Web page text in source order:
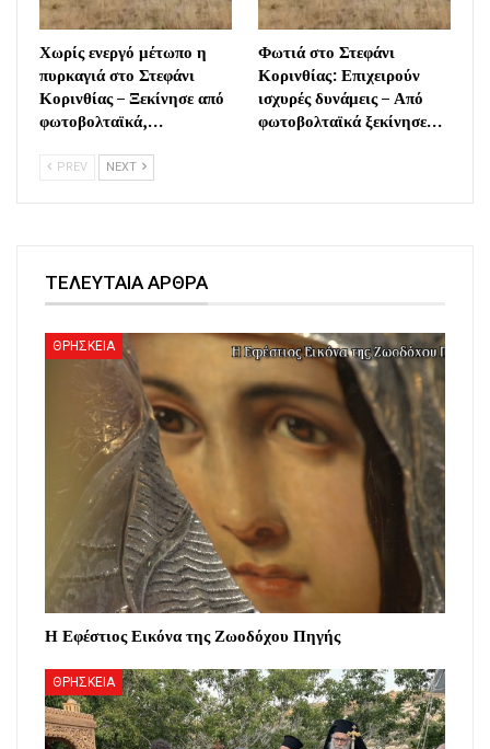
Χωρίς ενεργό μέτωπο η
πυρκαγιά στο Στεφάνι
Κορινθίας – Ξεκίνησε από
φωτοβολταϊκά,…
Φωτιά στο Στεφάνι
Κορινθίας: Επιχειρούν
ισχυρές δυνάμεις – Από
φωτοβολταϊκά ξεκίνησε…
PREV NEXT
ΤΕΛΕΥΤΑΙΑ ΑΡΘΡΑ
ΘΡΗΣΚΕΙΑ
Η Εφέστιος Εικόνα της Ζωοδόχου Πηγής
ΘΡΗΣΚΕΙΑ